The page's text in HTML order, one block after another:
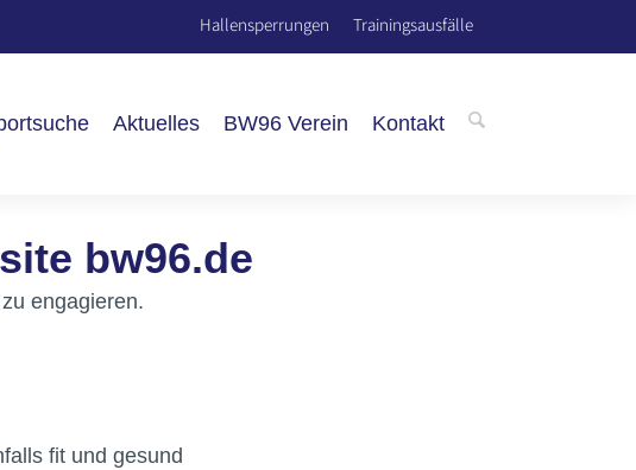
Trainingsausfälle
Hallensperrungen
Aktuelles BW96 Verein Kontakt
bw96.de
engagieren.
fit und gesund